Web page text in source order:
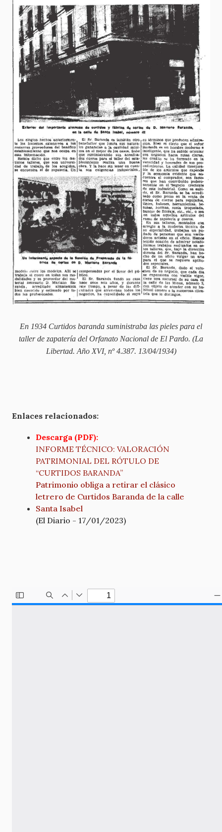
En 1934 Curtidos baranda suministraba las pieles para el
taller de zapatería del Orfanato Nacional de El Pardo. (La
Libertad. Año XVI, nº 4.387. 13/04/1934)
Enlaces relacionados:
Descarga (PDF):
INFORME TÉCNICO: VALORACIÓN
PATRIMONIAL DEL RÓTULO DE
“CURTIDOS BARANDA”
Patrimonio obliga a retirar el clásico
letrero de Curtidos Baranda de la calle
Santa Isabel
(El Diario - 17/01/2023)